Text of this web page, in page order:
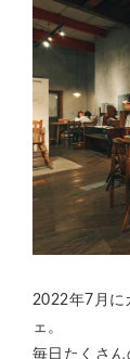
2022年7月に
ェ。
毎日たくさん